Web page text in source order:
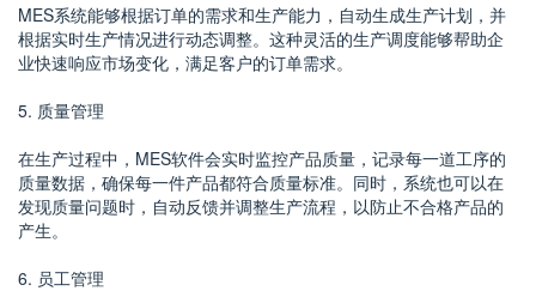
MES系统能够根据订单的需求和生产能力，自动生成生产计划，并
根据实时生产情况进行动态调整。这种灵活的生产调度能够帮助企
业快速响应市场变化，满足客户的订单需求。
5. 质量管理
在生产过程中，MES软件会实时监控产品质量，记录每一道工序的
质量数据，确保每一件产品都符合质量标准。同时，系统也可以在
发现质量问题时，自动反馈并调整生产流程，以防止不合格产品的
产生。
6. 员工管理